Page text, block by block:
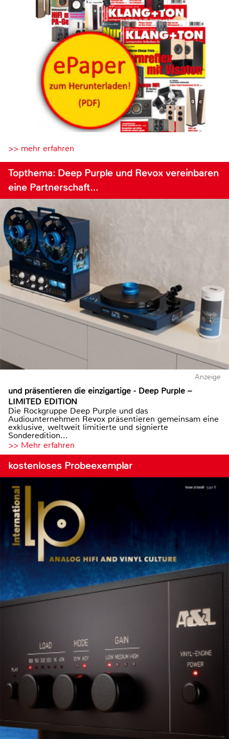
>> mehr erfahren
Topthema: Deep Purple und Revox vereinbaren
eine Partnerschaft…
Anzeige
und präsentieren die einzigartige - Deep Purple –
LIMITED EDITION
Die Rockgruppe Deep Purple und das
Audiounternehmen Revox präsentieren gemeinsam eine
exklusive, weltweit limitierte und signierte
Sonderedition...
>> Mehr erfahren
kostenloses Probeexemplar